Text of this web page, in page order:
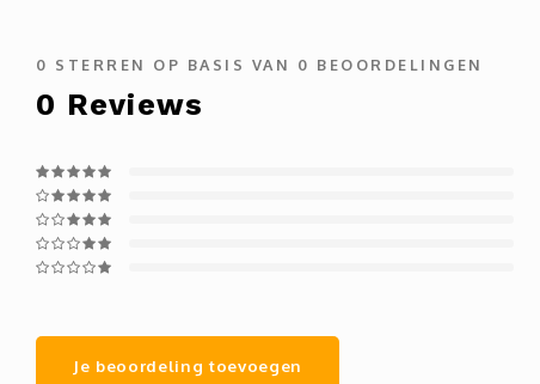
0 STERREN OP BASIS VAN 0 BEOORDELINGEN
0 Reviews
Je beoordeling toevoegen